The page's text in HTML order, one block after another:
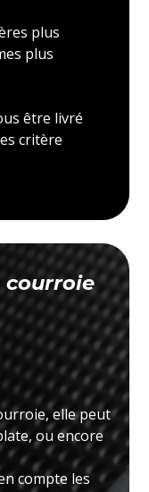
plus
plus
être livré
critère
courroie
elle peut
ou encore
compte les